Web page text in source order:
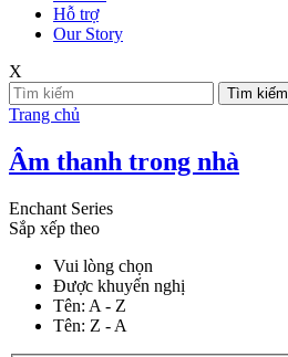
Hỗ trợ
Our Story
X
Tìm kiếm
Trang chủ
Âm thanh trong nhà
Enchant Series
Sắp xếp theo
Vui lòng chọn
Được khuyến nghị
Tên: A - Z
Tên: Z - A